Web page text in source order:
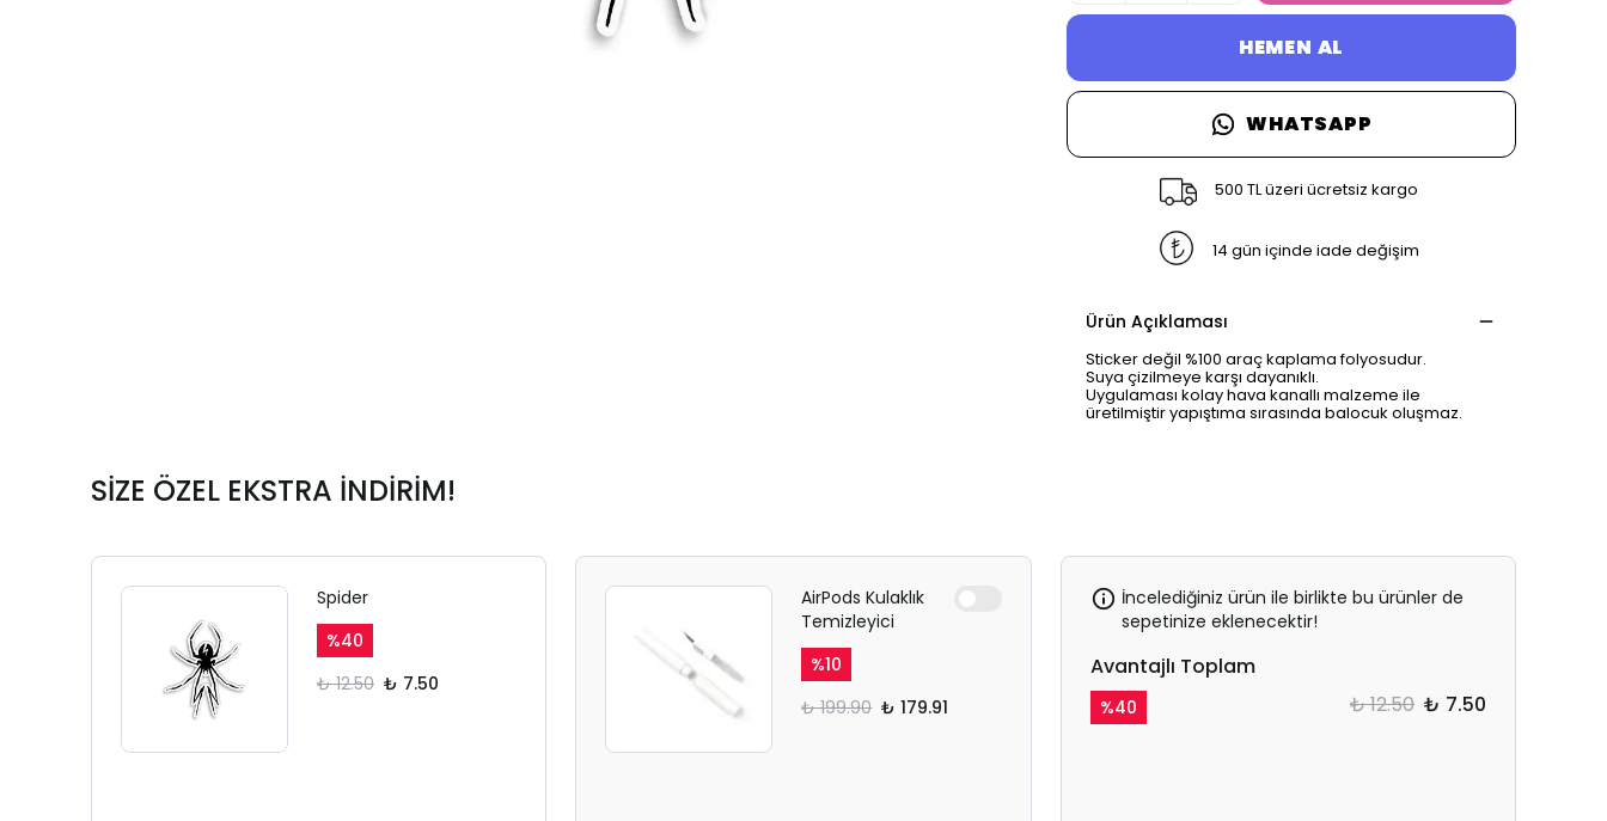
HEMEN AL
WHATSAPP
500 TL üzeri ücretsiz kargo
14 gün içinde iade değişim
Ürün Açıklaması
Sticker değil %100 araç kaplama folyosudur.
Suya çizilmeye karşı dayanıklı.
Uygulaması kolay hava kanallı malzeme ile
üretilmiştir yapıştıma sırasında balocuk oluşmaz.
SİZE ÖZEL EKSTRA İNDİRİM!
Spider
%40
₺ 12.50 ₺ 7.50
AirPods Kulaklık
Temizleyici
%10
₺ 199.90 ₺ 179.91
İncelediğiniz ürün ile birlikte bu ürünler de
sepetinize eklenecektir!
Avantajlı Toplam
%40 ₺ 12.50 ₺ 7.50